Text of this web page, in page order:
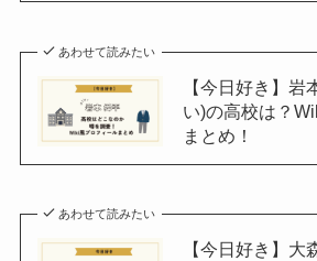
あわせて読みたい
【今日好き】岩
い)の高校は？
まとめ！
あわせて読みたい
【今日好き】大